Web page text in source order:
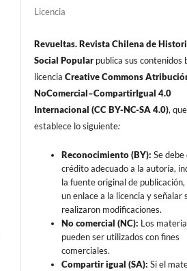
Licencia
Revueltas. Revista Chilena de
Social Popularpublica sus contenidos
licenciaCreative Commons
NoComercial–CompartirIgual 4.0
Internacional (CC BY-NC-SA 4.0), que
establece lo siguiente:
Reconocimiento (BY): Se debe
crédito adecuado a la autoría,
la fuente original de
un enlace a la licencia y señalar
realizaron modificaciones.
No comercial (NC): Los
pueden ser utilizados con fines
comerciales.
Compartir igual (SA): Si el